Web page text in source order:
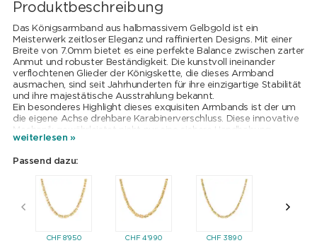
Produktbeschreibung
Das Königsarmband aus halbmassivem Gelbgold ist ein
Meisterwerk zeitloser Eleganz und raffinierten Designs. Mit einer
Breite von 7.0mm bietet es eine perfekte Balance zwischen zarter
Anmut und robuster Beständigkeit. Die kunstvoll ineinander
verflochtenen Glieder der Königskette, die dieses Armband
ausmachen, sind seit Jahrhunderten für ihre einzigartige Stabilität
und ihre majestätische Ausstrahlung bekannt.
Ein besonderes Highlight dieses exquisiten Armbands ist der um
die eigene Achse drehbare Karabinerverschluss. Diese innovative
sondern fügt dem Armband auch eine zusätzliche Note von
Das Königsarmband verkörpert die perfekte Symbiose aus
als nur ein Schmuckstück – es ist ein Ausdruck von Luxus, Qualität
und Stilbewusstsein. Mit seinem glänzenden Gelbgold und der
beeindruckenden Struktur der Königskette wird es zu einem
unverzichtbaren Accessoire für jeden, der besonderen Wert auf
weiterlesen »
Passend dazu:
CHF8'950 CHF4'990 CHF3'890